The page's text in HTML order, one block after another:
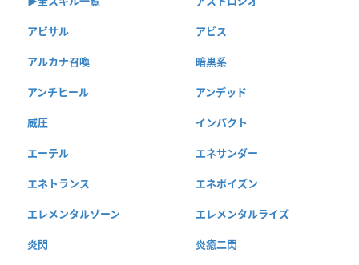
アビサル アビス
アルカナ召喚 暗黒系
アンチヒール アンデッド
威圧 インパクト
エーテル エネサンダー
エネトランス エネポイズン
エレメンタルゾーン エレメンタルライズ
炎閃 炎癒二閃